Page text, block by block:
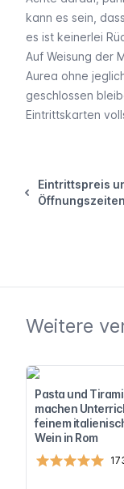
kann es sein,
es ist keinerlei
Auf Weisung der
Aurea ohne
geschlossen
Eintrittskarten
Eintrittspreis
Öffnungszeiten
Weitere
Pasta und
machen
feinem
Wein in Rom